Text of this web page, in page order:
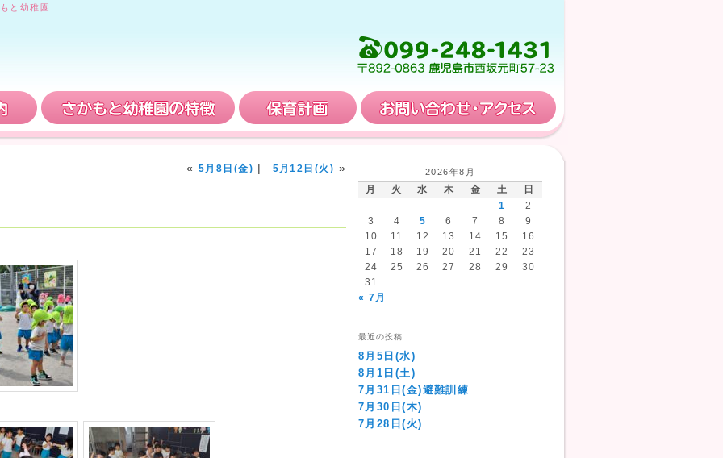
と幼稚園
入園案内 さかもと幼稚園の特徴 保育計画
« 5月8日(金) | 5月12日(火) » 2026年8月
月 火 水 木 金 土
日
1
2
3
4 5 6 7 8
9
10
11 12 13 14 15
16
17
18 19 20 21 22
23
24
25 26 27 28 29
30
31
« 7月
最近の投稿
8月5日(水)
8月1日(土)
7月31日(金)避難訓練
7月30日(木)
7月28日(火)